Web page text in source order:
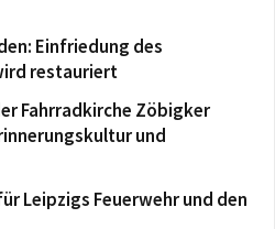
Einfriedung des
restauriert
Fahrradkirche Zöbigker
und
Leipzigs Feuerwehr und den